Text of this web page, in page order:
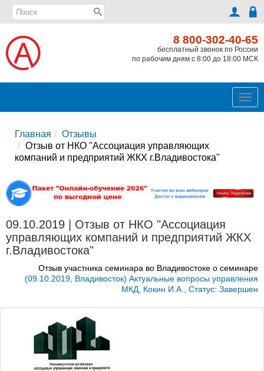
8 800-302-40-65
бесплатный звонок по России
по рабочим дням с 8:00 до 18:00 МСК
Главная
Отзывы
Отзыв от НКО "Ассоциация управляющих
компаний и предприятий ЖКХ г.Владивостока"
09.10.2019 | Отзыв от НКО "Ассоциация
управляющих компаний и предприятий ЖКХ
г.Владивостока"
Отзыв участника семинара во Владивостоке о семинаре
(09.10.2019, Владивосток) Актуальные вопросы управления
МКД, Кокин И.А., Статус: Завершен